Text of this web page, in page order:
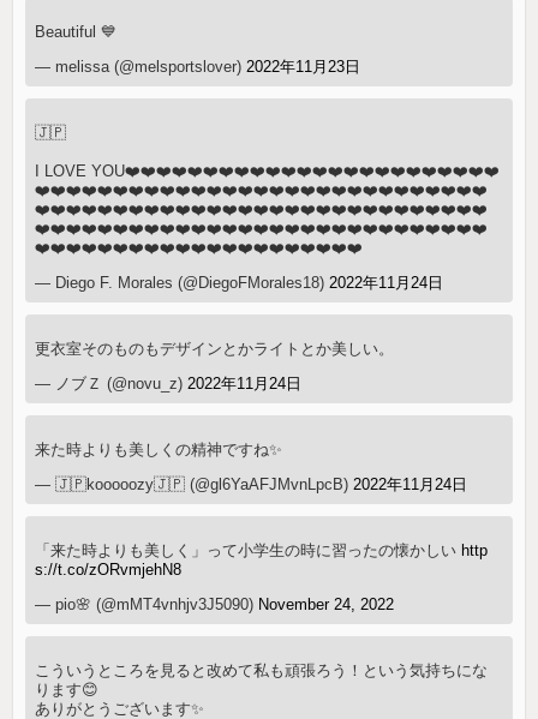
Beautiful 💙
— melissa (@melsportslover) 2022年11月23日
🇯🇵
I LOVE YOU❤️❤️❤️❤️❤️❤️❤️❤️❤️❤️❤️❤️❤️❤️❤️❤️❤️❤️❤️❤️❤️❤️❤️❤️
❤️❤️❤️❤️❤️❤️❤️❤️❤️❤️❤️❤️❤️❤️❤️❤️❤️❤️❤️❤️❤️❤️❤️❤️❤️❤️❤️❤️❤️
❤️❤️❤️❤️❤️❤️❤️❤️❤️❤️❤️❤️❤️❤️❤️❤️❤️❤️❤️❤️❤️❤️❤️❤️❤️❤️❤️❤️❤️
❤️❤️❤️❤️❤️❤️❤️❤️❤️❤️❤️❤️❤️❤️❤️❤️❤️❤️❤️❤️❤️❤️❤️❤️❤️❤️❤️❤️❤️
❤️❤️❤️❤️❤️❤️❤️❤️❤️❤️❤️❤️❤️❤️❤️❤️❤️❤️❤️❤️❤️
— Diego F. Morales (@DiegoFMorales18) 2022年11月24日
更衣室そのものもデザインとかライトとか美しい。
— ノブＺ (@novu_z) 2022年11月24日
来た時よりも美しくの精神ですね✨
— 🇯🇵kooooozy🇯🇵 (@gl6YaAFJMvnLpcB) 2022年11月24日
「来た時よりも美しく」って小学生の時に習ったの懐かしい http
s://t.co/zORvmjehN8
— pio🌸 (@mMT4vnhjv3J5090) November 24, 2022
こういうところを見ると改めて私も頑張ろう！という気持ちにな
ります😊
ありがとうございます✨